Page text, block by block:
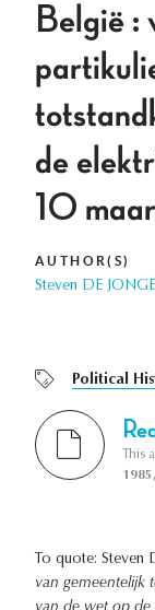
België :
de
10
AUTHOR(S)
Steven DE JONGE
Political
This
To quote: Steven
van gemeentelijk